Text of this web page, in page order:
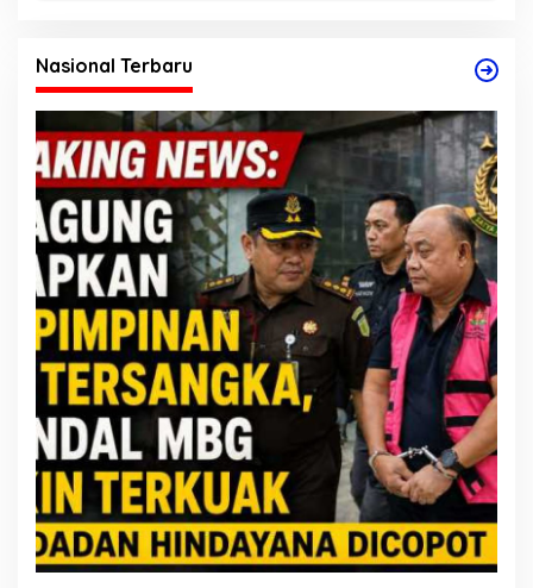
Nasional Terbaru